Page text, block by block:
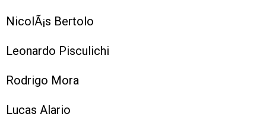
NicolÃ¡s Bertolo
Leonardo Pisculichi
Rodrigo Mora
Lucas Alario